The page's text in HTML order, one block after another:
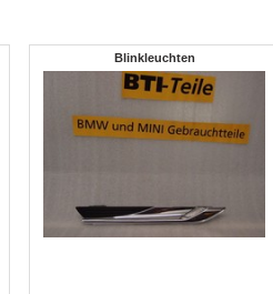
Blinkleuchten